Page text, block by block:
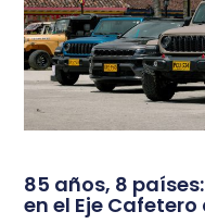
85 años, 8
en el Eje